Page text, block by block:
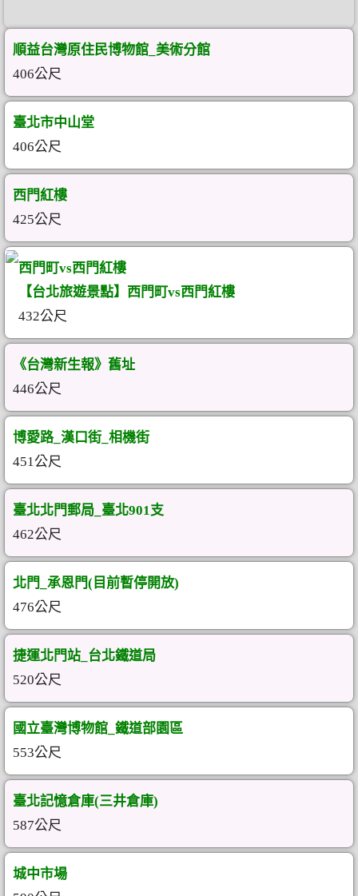
順益台灣原住民博物館_美術分館
406公尺
臺北市中山堂
406公尺
西門紅樓
425公尺
西門町vs西門紅樓
【台北旅遊景點】西門町vs西門紅樓
432公尺
《台灣新生報》舊址
446公尺
博愛路_漢口街_相機街
451公尺
臺北北門郵局_臺北901支
462公尺
北門_承恩門(目前暫停開放)
476公尺
捷運北門站_台北鐵道局
520公尺
國立臺灣博物館_鐵道部園區
553公尺
臺北記憶倉庫(三井倉庫)
587公尺
城中市場